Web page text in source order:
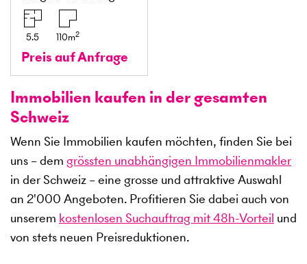
5.5 110m2
Preis auf Anfrage
Immobilien kaufen in der gesamten
Schweiz
Wenn Sie Immobilien kaufen möchten, finden Sie bei
uns – dem grössten unabhängigen Immobilienmakler
in der Schweiz – eine grosse und attraktive Auswahl
an 2'000 Angeboten. Profitieren Sie dabei auch von
unserem kostenlosen Suchauftrag mit 48h-Vorteil und
von stets neuen Preisreduktionen.